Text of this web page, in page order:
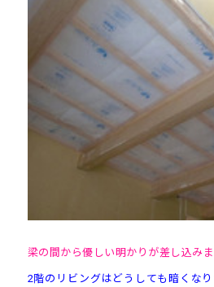
梁の間から優しい明かりが差し込みま
2階のリビングはどうしても暗くな